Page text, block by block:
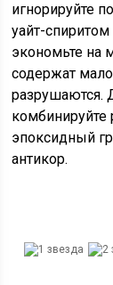
игнорируйте
уайт-
экономьте на
содержат
разрушаются.
эпоксидный
антикор.